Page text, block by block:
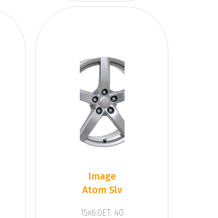
Image
Atom Slv
15x6.0ET: 40